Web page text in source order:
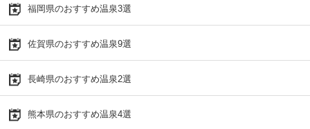
福岡県のおすすめ温泉3選
佐賀県のおすすめ温泉9選
長崎県のおすすめ温泉2選
熊本県のおすすめ温泉4選